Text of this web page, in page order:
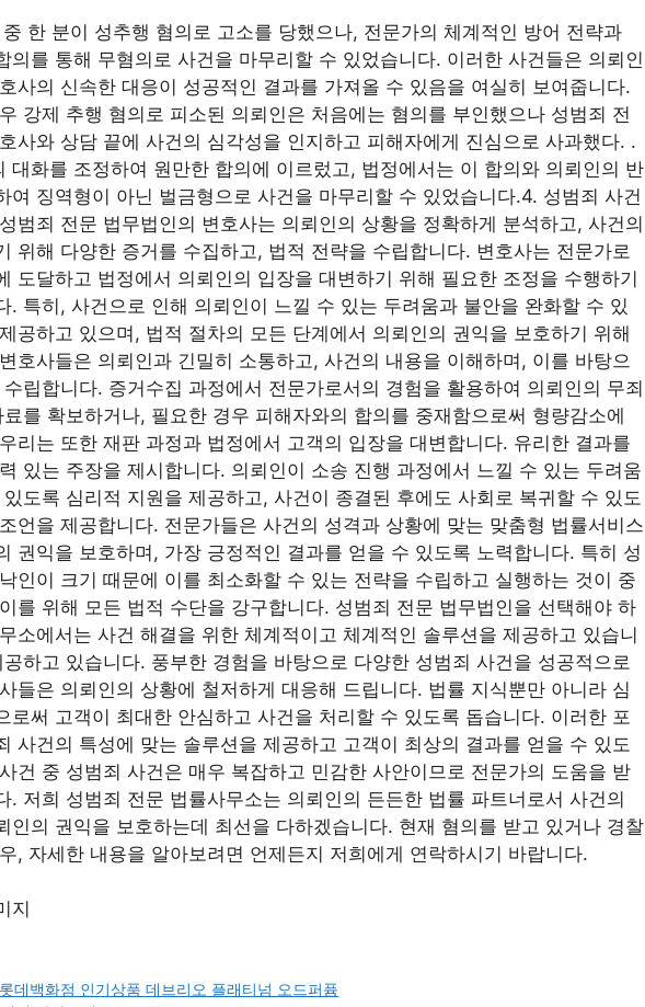
한 분이 성추행 혐의로 고소를 당했으나, 전문가의 체계적인 방어 전략과
의를 통해 무혐의로 사건을 마무리할 수 있었습니다. 이러한 사건들은 의뢰인
사의 신속한 대응이 성공적인 결과를 가져올 수 있음을 여실히 보여줍니다.
강제 추행 혐의로 피소된 의뢰인은 처음에는 혐의를 부인했으나 성범죄 전
사와 상담 끝에 사건의 심각성을 인지하고 피해자에게 진심으로 사과했다. .
대화를 조정하여 원만한 합의에 이르렀고, 법정에서는 이 합의와 의뢰인의 반
여 징역형이 아닌 벌금형으로 사건을 마무리할 수 있었습니다.4. 성범죄 사건
범죄 전문 법무법인의 변호사는 의뢰인의 상황을 정확하게 분석하고, 사건의
위해 다양한 증거를 수집하고, 법적 전략을 수립합니다. 변호사는 전문가로
도달하고 법정에서 의뢰인의 입장을 대변하기 위해 필요한 조정을 수행하기
. 특히, 사건으로 인해 의뢰인이 느낄 수 있는 두려움과 불안을 완화할 수 있
공하고 있으며, 법적 절차의 모든 단계에서 의뢰인의 권익을 보호하기 위해
호사들은 의뢰인과 긴밀히 소통하고, 사건의 내용을 이해하며, 이를 바탕으
립합니다. 증거수집 과정에서 전문가로서의 경험을 활용하여 의뢰인의 무죄
를 확보하거나, 필요한 경우 피해자와의 합의를 중재함으로써 형량감소에
리는 또한 재판 과정과 법정에서 고객의 입장을 대변합니다. 유리한 결과를
있는 주장을 제시합니다. 의뢰인이 소송 진행 과정에서 느낄 수 있는 두려움
도록 심리적 지원을 제공하고, 사건이 종결된 후에도 사회로 복귀할 수 있도
언을 제공합니다. 전문가들은 사건의 성격과 상황에 맞는 맞춤형 법률서비스
권익을 보호하며, 가장 긍정적인 결과를 얻을 수 있도록 노력합니다. 특히 성
인이 크기 때문에 이를 최소화할 수 있는 전략을 수립하고 실행하는 것이 중
를 위해 모든 법적 수단을 강구합니다. 성범죄 전문 법무법인을 선택해야 하
소에서는 사건 해결을 위한 체계적이고 체계적인 솔루션을 제공하고 있습니
하고 있습니다. 풍부한 경험을 바탕으로 다양한 성범죄 사건을 성공적으로
들은 의뢰인의 상황에 철저하게 대응해 드립니다. 법률 지식뿐만 아니라 심
로써 고객이 최대한 안심하고 사건을 처리할 수 있도록 돕습니다. 이러한 포
사건의 특성에 맞는 솔루션을 제공하고 고객이 최상의 결과를 얻을 수 있도
건 중 성범죄 사건은 매우 복잡하고 민감한 사안이므로 전문가의 도움을 받
. 저희 성범죄 전문 법률사무소는 의뢰인의 든든한 법률 파트너로서 사건의
인의 권익을 보호하는데 최선을 다하겠습니다. 현재 혐의를 받고 있거나 경찰
, 자세한 내용을 알아보려면 언제든지 저희에게 연락하시기 바랍니다.
지
데백화점 인기상품 데브리오 플래티넘 오드퍼퓸